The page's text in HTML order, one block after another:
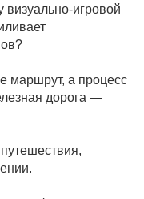
игровой
маршрут, а процесс
дорога —